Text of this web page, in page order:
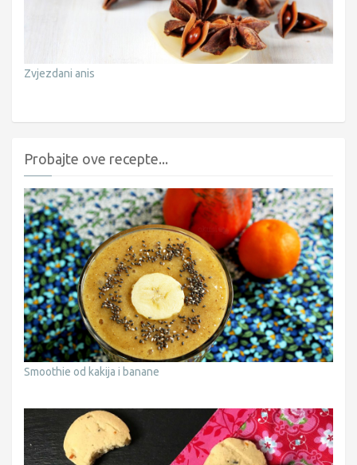
Zvjezdani anis
Probajte ove recepte...
Smoothie od kakija i banane